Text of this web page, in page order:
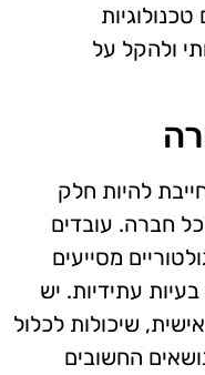
ולהקל על
להיות חלק
חברה. עובדים
מסייעים
עתידיות. יש
שיכולות לכלול
החשובים